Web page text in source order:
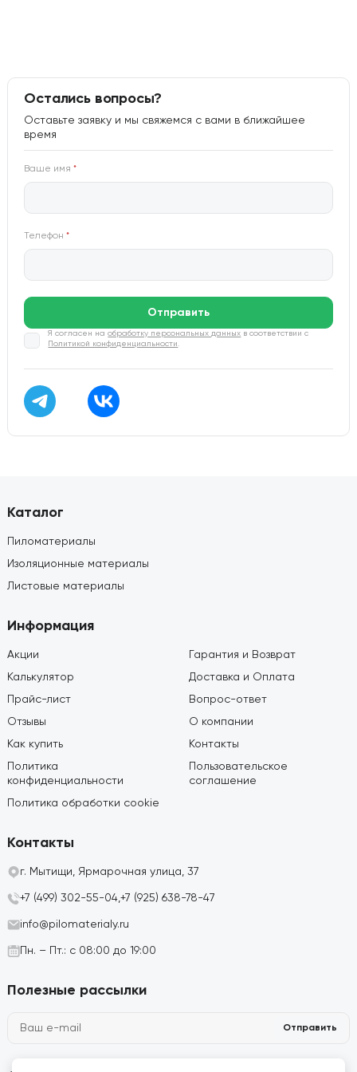
Остались вопросы?
Оставьте заявку и мы свяжемся с вами в ближайшее
время
Ваше имя*
Телефон*
Отправить
Я согласен наобработку персональных данных в соответствии с
Политикой конфиденциальности .
Каталог
Пиломатериалы
Изоляционные материалы
Листовые материалы
Информация
Акции
Калькулятор
Прайс-лист
Отзывы
Как купить
Политика
конфиденциальности
Политика обработки cookie
Гарантия и Возврат
Доставка и Оплата
Вопрос-ответ
О компании
Контакты
Пользовательское
соглашение
Контакты
г. Мытищи, Ярмарочная улица, 37
+7 (499) 302-55-04,+7 (925) 638-78-47
info@pilomaterialy.ru
Пн. – Пт.: с 08:00 до 19:00
Полезные рассылки
Отправить